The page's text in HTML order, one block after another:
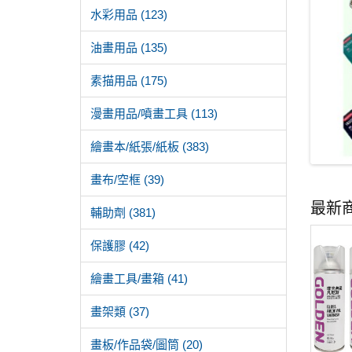
水彩用品 (123)
油畫用品 (135)
素描用品 (175)
漫畫用品/噴畫工具 (113)
繪畫本/紙張/紙板 (383)
畫布/空框 (39)
輔助劑 (381)
保護膠 (42)
繪畫工具/畫箱 (41)
畫架類 (37)
畫板/作品袋/圖筒 (20)
最新